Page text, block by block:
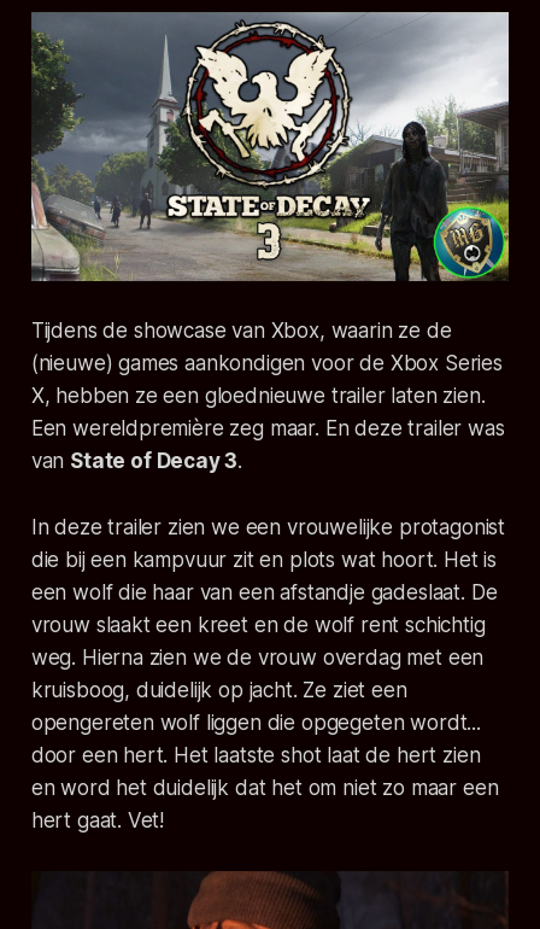
Tijdens de showcase van Xbox, waarin ze de
(nieuwe) games aankondigen voor de Xbox Series
X, hebben ze een gloednieuwe trailer laten zien.
Een wereldpremière zeg maar. En deze trailer was
van State of Decay 3.
In deze trailer zien we een vrouwelijke protagonist
die bij een kampvuur zit en plots wat hoort. Het is
een wolf die haar van een afstandje gadeslaat. De
vrouw slaakt een kreet en de wolf rent schichtig
weg. Hierna zien we de vrouw overdag met een
kruisboog, duidelijk op jacht. Ze ziet een
opengereten wolf liggen die opgegeten wordt...
door een hert. Het laatste shot laat de hert zien
en word het duidelijk dat het om niet zo maar een
hert gaat. Vet!